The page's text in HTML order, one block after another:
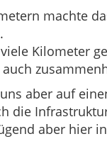
machte
Kilometer
aber auf
die
aber hier